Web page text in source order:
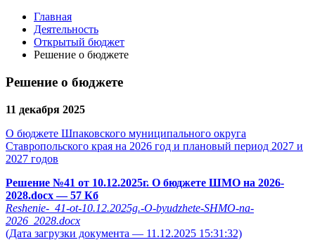
Главная
Деятельность
Открытый бюджет
Решение о бюджете
Решение о бюджете
11 декабря 2025
О бюджете Шпаковского муниципального округа
Ставропольского края на 2026 год и плановый период 2027 и
2027 годов
Решение №41 от 10.12.2025г. О бюджете ШМО на 2026-
2028.docx— 57 Кб
Reshenie-_41-ot-10.12.2025g.-O-byudzhete-SHMO-na-
2026_2028.docx
(Дата загрузки документа — 11.12.2025 15:31:32)